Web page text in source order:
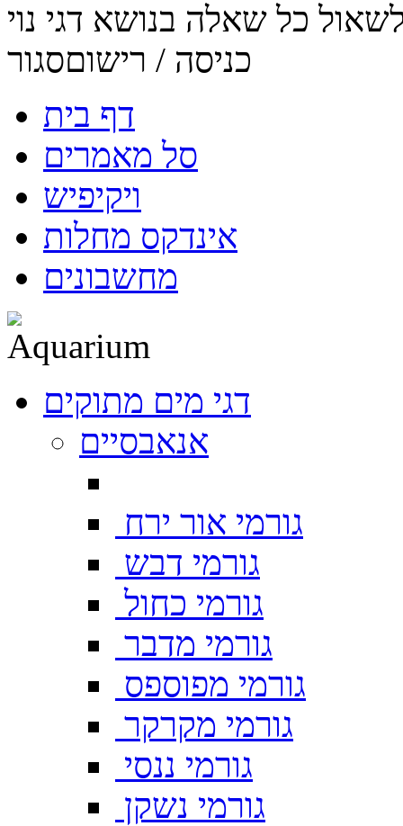
כניסה / רישוםסגור
דף בית
סל מאמרים
ויקיפיש
אינדקס מחלות
מחשבונים
דגי מים מתוקים
אנאבסיים
גורמי אור ירח
גורמי דבש
גורמי כחול
גורמי מדבר
גורמי מפוספס
גורמי מקרקר
גורמי ננסי
גורמי נשקן